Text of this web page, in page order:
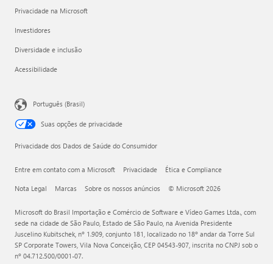
Privacidade na Microsoft
Investidores
Diversidade e inclusão
Acessibilidade
Português (Brasil)
Suas opções de privacidade
Privacidade dos Dados de Saúde do Consumidor
Entre em contato com a Microsoft Privacidade Ética e Compliance
Nota Legal Marcas Sobre os nossos anúncios © Microsoft 2026
Microsoft do Brasil Importação e Comércio de Software e Vídeo Games Ltda., com
sede na cidade de São Paulo, Estado de São Paulo, na Avenida Presidente
Juscelino Kubitschek, nº 1.909, conjunto 181, localizado no 18º andar da Torre Sul
SP Corporate Towers, Vila Nova Conceição, CEP 04543-907, inscrita no CNPJ sob o
nº 04.712.500/0001-07.